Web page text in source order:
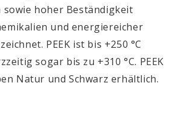
sowie hoher Beständigkeit
und energiereicher
PEEK ist bis +250 °C
sogar bis zu +310 °C. PEEK
Natur und Schwarz erhältlich.